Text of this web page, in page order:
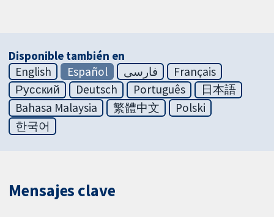
Disponible también en
English
Español فارسی
Français
Русский
Deutsch Português
日本語
Bahasa Malaysia
繁體中文
Polski
한국어
Mensajes clave